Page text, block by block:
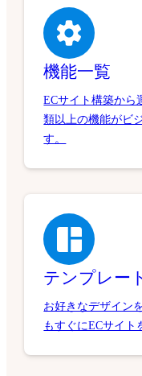
機能一覧
ECサイト構築から
類以上の機能がビ
す。
テンプレー
お好きなデザイン
もすぐにECサイト